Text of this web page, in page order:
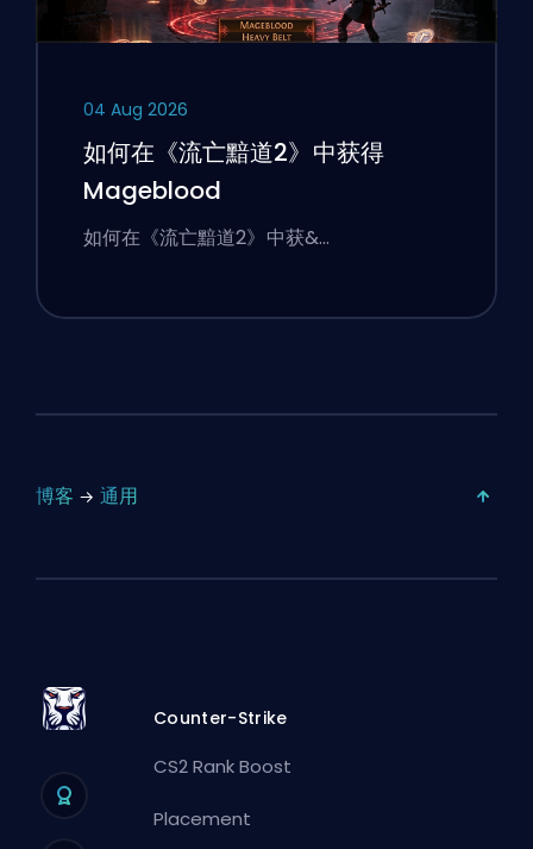
04 Aug 2026
如何在《流亡黯道2》中获得
Mageblood
如何在《流亡黯道2》中获&…
博客 通用
Counter-Strike
CS2 Rank Boost
Placement